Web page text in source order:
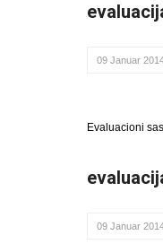
09 Januar
Evaluacioni
09 Januar